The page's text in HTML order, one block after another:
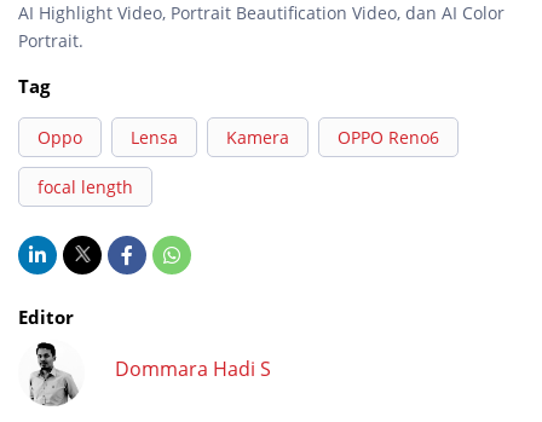
AI Highlight Video, Portrait Beautification Video, dan AI Color
Portrait.
Tag
Oppo Lensa Kamera OPPO Reno6
focal length
Editor
Dommara Hadi S